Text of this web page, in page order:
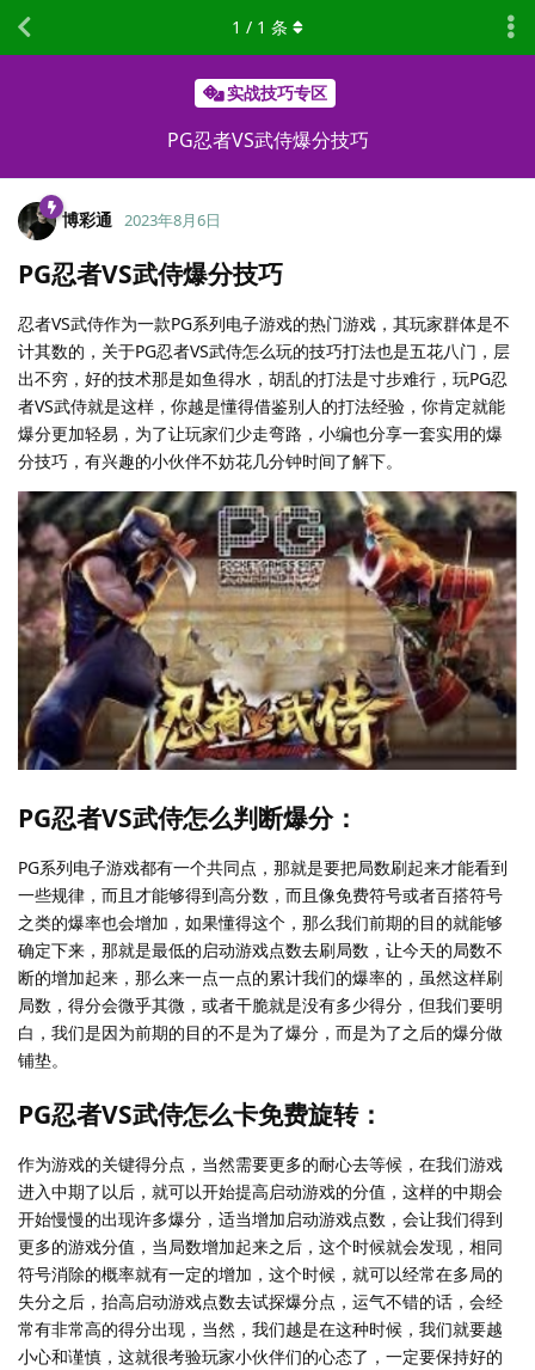
实战技巧专区
PG忍者VS武侍爆分技巧
1 / 1 条
博彩通 2023年8月6日
PG忍者VS武侍爆分技巧
忍者VS武侍作为一款PG系列电子游戏的热门游戏，其玩家群体是不
计其数的，关于PG忍者VS武侍怎么玩的技巧打法也是五花八门，层
出不穷，好的技术那是如鱼得水，胡乱的打法是寸步难行，玩PG忍
者VS武侍就是这样，你越是懂得借鉴别人的打法经验，你肯定就能
爆分更加轻易，为了让玩家们少走弯路，小编也分享一套实用的爆
分技巧，有兴趣的小伙伴不妨花几分钟时间了解下。
PG忍者VS武侍怎么判断爆分：
PG系列电子游戏都有一个共同点，那就是要把局数刷起来才能看到
一些规律，而且才能够得到高分数，而且像免费符号或者百搭符号
之类的爆率也会增加，如果懂得这个，那么我们前期的目的就能够
确定下来，那就是最低的启动游戏点数去刷局数，让今天的局数不
断的增加起来，那么来一点一点的累计我们的爆率的，虽然这样刷
局数，得分会微乎其微，或者干脆就是没有多少得分，但我们要明
白，我们是因为前期的目的不是为了爆分，而是为了之后的爆分做
铺垫。
PG忍者VS武侍怎么卡免费旋转：
作为游戏的关键得分点，当然需要更多的耐心去等候，在我们游戏
进入中期了以后，就可以开始提高启动游戏的分值，这样的中期会
开始慢慢的出现许多爆分，适当增加启动游戏点数，会让我们得到
更多的游戏分值，当局数增加起来之后，这个时候就会发现，相同
符号消除的概率就有一定的增加，这个时候，就可以经常在多局的
失分之后，抬高启动游戏点数去试探爆分点，运气不错的话，会经
常有非常高的得分出现，当然，我们越是在这种时候，我们就要越
小心和谨慎，这就很考验玩家小伙伴们的心态了，一定要保持好的